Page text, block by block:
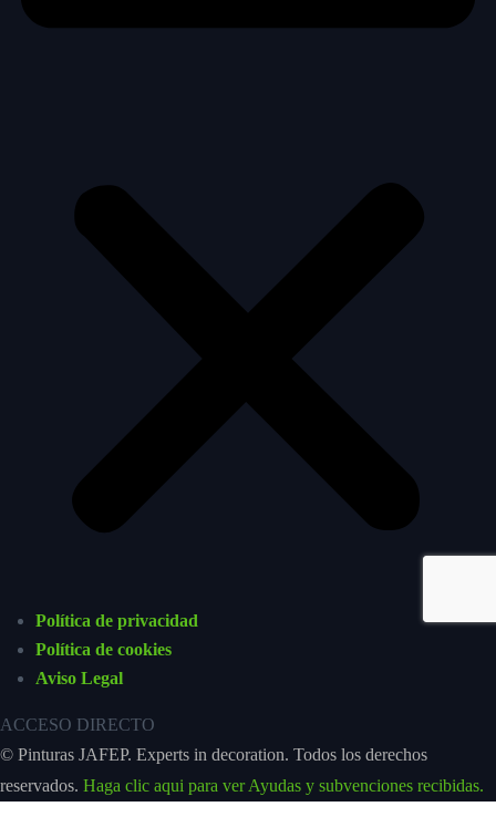
Política de privacidad
Política de cookies
Aviso Legal
ACCESO DIRECTO
© Pinturas JAFEP. Experts in decoration. Todos los derechos
reservados. Haga clic aqui para ver Ayudas y subvenciones recibidas.